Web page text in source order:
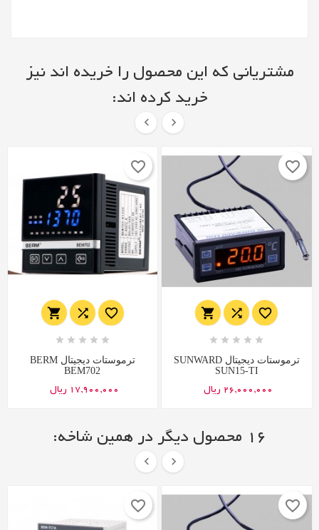
مشتریانی که این محصول را خریده اند نیز
خرید کرده اند:
 
  
    
ترموستات دیجیتال BERM
BEM702
17,900,000 ریال
favorite_border
  
    
ترموستات دیجیتال SUNWARD
SUN15-TI
26,000,000 ریال
favorite_border
16 محصول دیگر در همین شاخه:
 
favorite_border favorite_border